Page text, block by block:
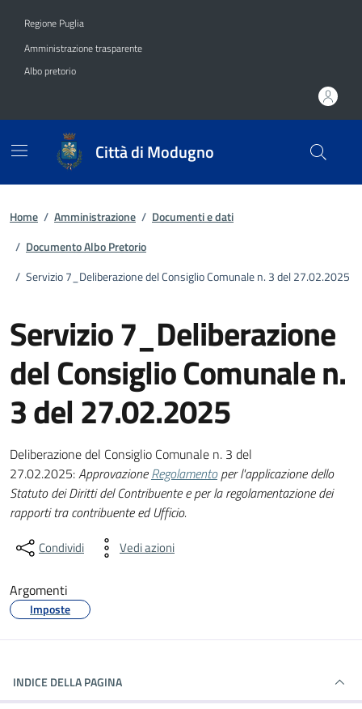
Regione Puglia
Amministrazione trasparente
Albo pretorio
Città di Modugno
Home / Amministrazione / Documenti e dati
/ Documento Albo Pretorio
/ Servizio 7_Deliberazione del Consiglio Comunale n. 3 del 27.02.2025
Servizio 7_Deliberazione
del Consiglio Comunale n.
3 del 27.02.2025
Dettagli del documento
Deliberazione del Consiglio Comunale n. 3 del
27.02.2025:ApprovazioneRegolamentoper l'applicazione dello
Statuto dei Diritti del Contribuente e per la regolamentazione dei
rapporti tra contribuente ed Ufficio.
Condividi Vedi azioni
Argomenti
Imposte
INDICE DELLA PAGINA